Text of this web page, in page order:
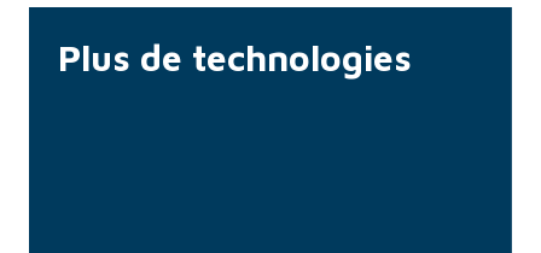
Plus de technologies